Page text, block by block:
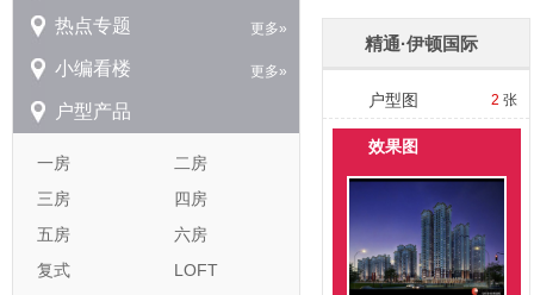
更多»
热点专题
更多»
小编看楼
户型产品
一房
二房
三房
四房
五房
六房
复式
LOFT
精通·伊顿国际
2 张
户型图
效果图